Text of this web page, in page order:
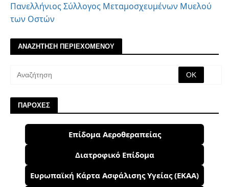
Πανελλήνιος Σύλλογος Μεταμοσχευμένων Μυελού
των Οστών
ΑΝΑΖΗΤΗΣΗ ΠΕΡΙΕΧΟΜΕΝΟΥ
ΠΑΡΟΧΕΣ
Επίδομα Αεροθεραπείας
Διατροφικό Επίδομα
Ευρωπαϊκή Κάρτα Ασφάλισης Υγείας (ΕΚΑΑ)